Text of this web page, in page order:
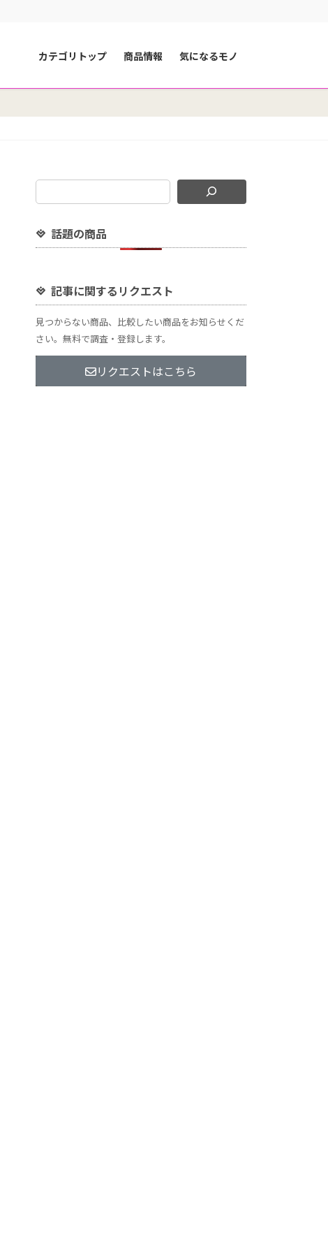
カテゴリトップ 商品情報 気になるモノ
話題の商品
記事に関するリクエスト
見つからない商品、比較したい商品をお知らせくだ
さい。無料で調査・登録します。
リクエストはこちら